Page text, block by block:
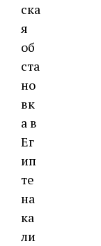
ска
я
об
ста
но
вк
а в
Ег
ип
те
на
ка
ли